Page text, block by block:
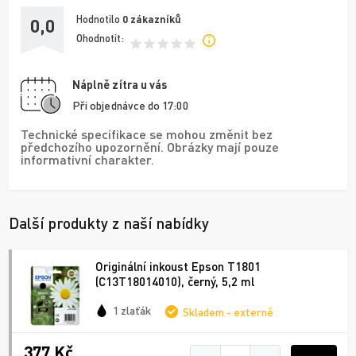
0,0 Hodnotilo 0 zákazníků
Ohodnotit:
Náplně zítra u vás
Při objednávce do 17:00
Technické specifikace se mohou změnit bez
předchozího upozornění. Obrázky mají pouze
informativní charakter.
Další produkty z naší nabídky
Originální inkoust Epson T1801
(C13T18014010), černý, 5,2 ml
1 zlaťák Skladem - externě
377 Kč